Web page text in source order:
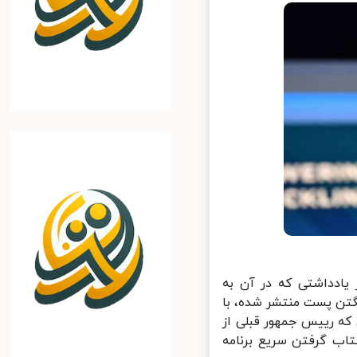
که در آن به
پست منتشر شده، با
رییس جمهور قبلی از
گرفتن سریع برنامه